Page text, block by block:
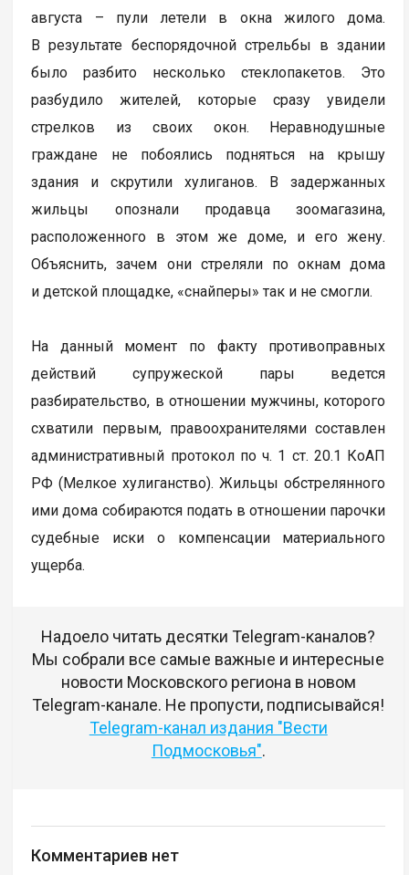
августа – пули летели в окна жилого дома.
В результате беспорядочной стрельбы в здании
было разбито несколько стеклопакетов. Это
разбудило жителей, которые сразу увидели
стрелков из своих окон. Неравнодушные
граждане не побоялись подняться на крышу
здания и скрутили хулиганов. В задержанных
жильцы опознали продавца зоомагазина,
расположенного в этом же доме, и его жену.
Объяснить, зачем они стреляли по окнам дома
и детской площадке, «снайперы» так и не смогли.
На данный момент по факту противоправных
действий супружеской пары ведется
разбирательство, в отношении мужчины, которого
схватили первым, правоохранителями составлен
административный протокол по ч. 1 ст. 20.1 КоАП
РФ (Мелкое хулиганство). Жильцы обстрелянного
ими дома собираются подать в отношении парочки
судебные иски о компенсации материального
ущерба.
Надоело читать десятки Telegram-каналов?
Мы собрали все самые важные и интересные
новости Московского региона в новом
Telegram-канале. Не пропусти, подписывайся!
Telegram-канал издания "Вести
Подмосковья".
Комментариев нет